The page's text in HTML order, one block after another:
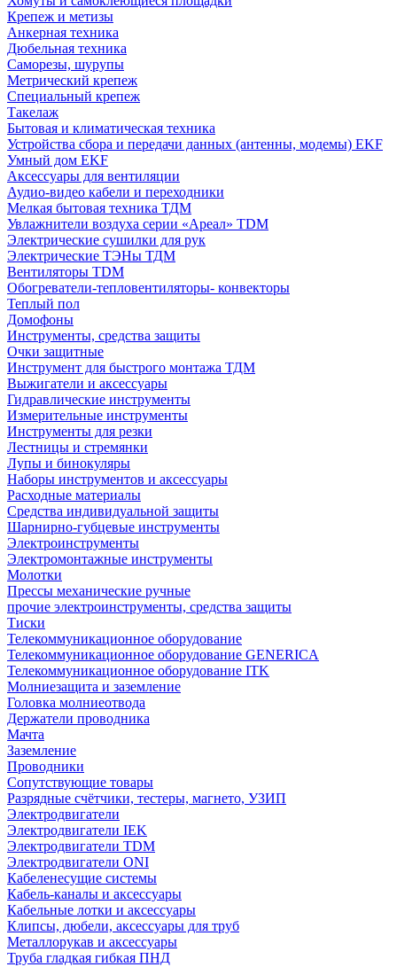
Крепеж и метизы
Анкерная техника
Дюбельная техника
Саморезы, шурупы
Метрический крепеж
Специальный крепеж
Такелаж
Бытовая и климатическая техника
Устройства сбора и передачи данных (антенны, модемы) EKF
Умный дом EKF
Аксессуары для вентиляции
Аудио-видео кабели и переходники
Мелкая бытовая техника ТДМ
Увлажнители воздуха серии «Ареал» TDM
Электрические сушилки для рук
Электрические ТЭНы ТДМ
Вентиляторы TDM
Обогреватели-тепловентиляторы- конвекторы
Теплый пол
Домофоны
Инструменты, средства защиты
Очки защитные
Инструмент для быстрого монтажа ТДМ
Выжигатели и аксессуары
Гидравлические инструменты
Измерительные инструменты
Инструменты для резки
Лестницы и стремянки
Лупы и бинокуляры
Наборы инструментов и аксессуары
Расходные материалы
Средства индивидуальной защиты
Шарнирно-губцевые инструменты
Электроинструменты
Электромонтажные инструменты
Молотки
Прессы механические ручные
прочие электроинструменты, средства защиты
Тиски
Телекоммуникационное оборудование
Телекоммуникационное оборудование GENERICA
Телекоммуникационное оборудование ITK
Молниезащита и заземление
Головка молниеотвода
Держатели проводника
Мачта
Заземление
Проводники
Сопутствующие товары
Разрядные счётчики, тестеры, магнето, УЗИП
Электродвигатели
Электродвигатели IEK
Электродвигатели TDM
Электродвигатели ONI
Кабеленесущие системы
Кабель-каналы и аксессуары
Кабельные лотки и аксессуары
Клипсы, дюбели, аксессуары для труб
Металлорукав и аксессуары
Труба гладкая гибкая ПНД